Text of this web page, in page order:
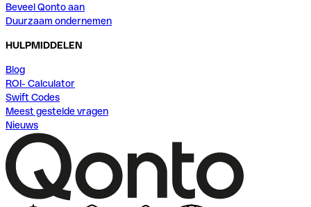
Beveel Qonto aan
Duurzaam ondernemen
HULPMIDDELEN
Blog
ROI- Calculator
Swift Codes
Meest gestelde vragen
Nieuws